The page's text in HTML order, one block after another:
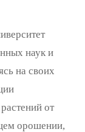
наук и
на своих
от
орошении,